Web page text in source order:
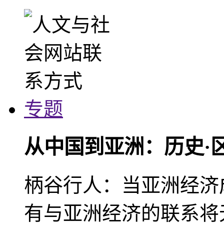
专题
从中国到亚洲：历史·
柄谷行人：当亚洲经
有与亚洲经济的联系